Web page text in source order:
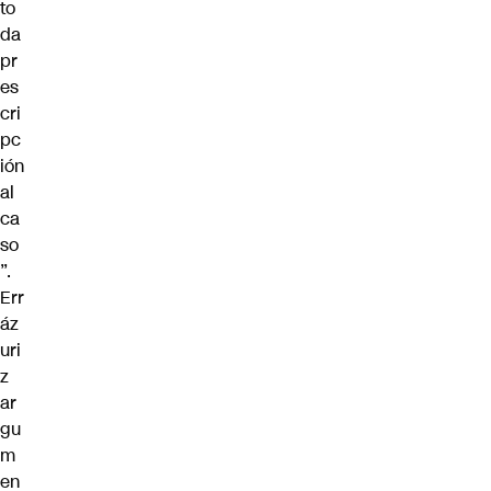
to
da
pr
es
cri
pc
ión
al
ca
so
”.
Err
áz
uri
z
ar
gu
m
en